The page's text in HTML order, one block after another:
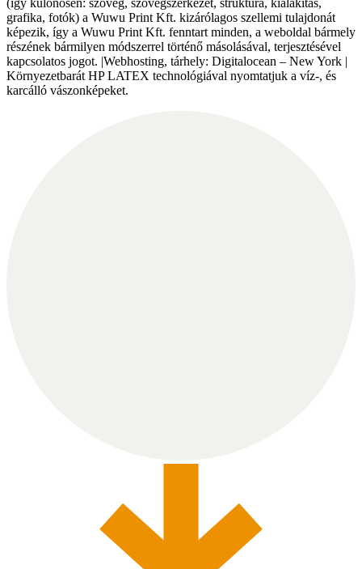
(így különösen: szöveg, szövegszerkezet, struktúra, kialakítás,
grafika, fotók) a Wuwu Print Kft. kizárólagos szellemi tulajdonát
képezik, így a Wuwu Print Kft. fenntart minden, a weboldal bármely
részének bármilyen módszerrel történő másolásával, terjesztésével
kapcsolatos jogot. |Webhosting, tárhely: Digitalocean – New York |
Környezetbarát HP LATEX technológiával nyomtatjuk a víz-, és
karcálló vászonképeket.